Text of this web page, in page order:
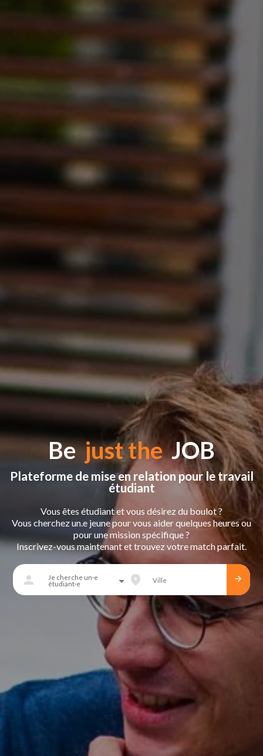
Be just the JOB
Plateforme de mise en relation pour le travail
étudiant
Vous êtes étudiant et vous désirez du boulot ?
Vous cherchez un.e jeune pour vous aider quelques heures ou
pour une mission spécifique ?
Inscrivez-vous maintenant et trouvez votre match parfait.
person
Je cherche un·e
étudiant·e
fmd_good arrow_forward